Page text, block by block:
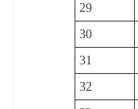
29
30
31
32